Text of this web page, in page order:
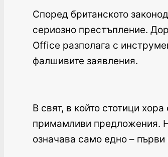
Според британското
сериозно престъпление.
Office разполага с
фалшивите заявления.
В свят, в който стотици
примамливи предложения.
означава само едно – първи